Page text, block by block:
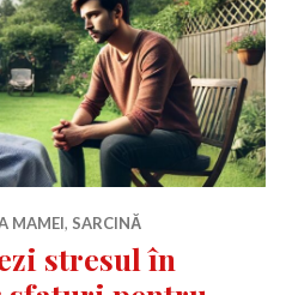
MAMEI, SARCINĂ
stresul în